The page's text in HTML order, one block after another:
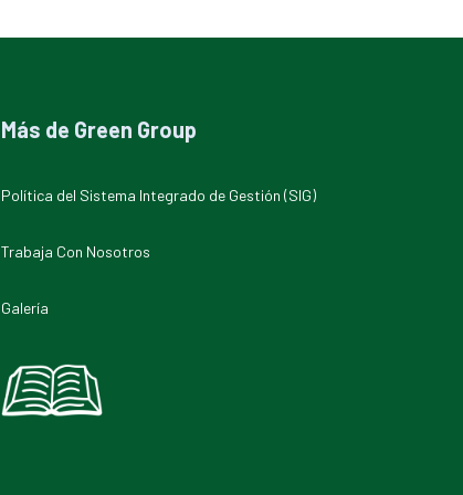
Más de Green Group
Política del Sistema Integrado de Gestión (SIG)
Trabaja Con Nosotros
Galería